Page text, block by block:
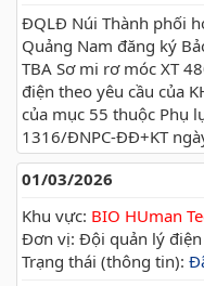
ĐQLĐ Núi Thành phối
Quảng Nam đăng ký
TBA Sơ mi rơ móc XT
điện theo yêu cầu của
của mục 55 thuộc Phụ
1316/ĐNPC-ĐĐ+KT
01/03/2026
Khu vực: BIO HUman
Đơn vị: Đội quản lý điện
Trạng thái (thông tin):